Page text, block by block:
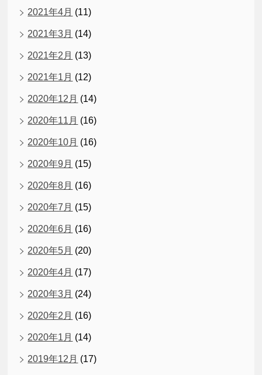
2021年4月 (11)
2021年3月 (14)
2021年2月 (13)
2021年1月 (12)
2020年12月 (14)
2020年11月 (16)
2020年10月 (16)
2020年9月 (15)
2020年8月 (16)
2020年7月 (15)
2020年6月 (16)
2020年5月 (20)
2020年4月 (17)
2020年3月 (24)
2020年2月 (16)
2020年1月 (14)
2019年12月 (17)